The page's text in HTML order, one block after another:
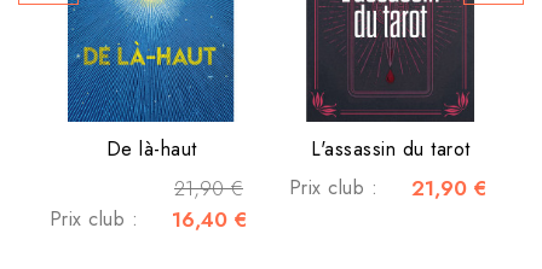
De là-haut
21,90 €
Prix club : 16,40 €
L'assassin du tarot
Prix club :
21,90 €